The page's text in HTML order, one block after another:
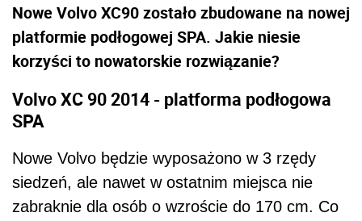
Nowe Volvo XC90 zostało zbudowane na nowej
platformie podłogowej SPA. Jakie niesie
korzyści to nowatorskie rozwiązanie?
Volvo XC 90 2014 - platforma podłogowa
SPA
Nowe Volvo będzie wyposażono w 3 rzędy
siedzeń, ale nawet w ostatnim miejsca nie
zabraknie dla osób o wzroście do 170 cm. Co